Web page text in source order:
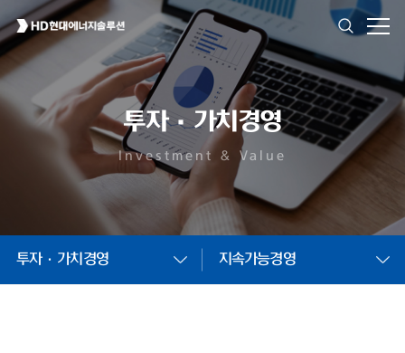
투자·가치경영
Investment & Value
투자·가치경영 지속가능경영